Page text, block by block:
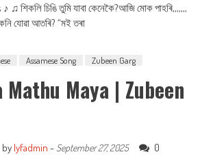
♫ শিকলি চিঙি তুমি যাবা কেনেকৈ?আজি মোক পাহৰি,,,,,,,
যোৱা আতৰি? “মই তৰা
Assamese Song Zubeen Garg
Maya | Zubeen
by lyfadmin - September 27, 2025 0